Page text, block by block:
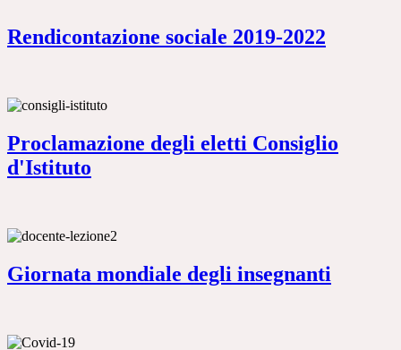
Rendicontazione sociale 2019-2022
Proclamazione degli eletti Consiglio
d'Istituto
Giornata mondiale degli insegnanti